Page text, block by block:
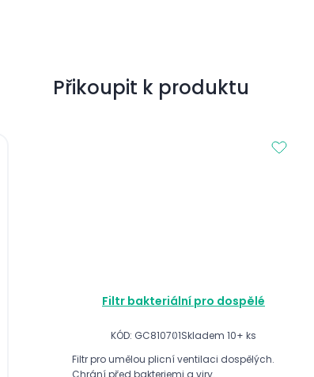
Přikoupit k produktu
Filtr bakteriální pro dospělé
KÓD: GC810701Skladem 10+ ks
Filtr pro umělou plicní ventilaci dospělých.
Chrání před bakteriemi a viry.